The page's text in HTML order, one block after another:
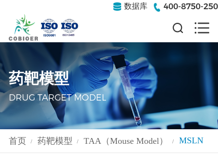
数据库 400-8750-250
药靶模型
DRUG TARGET MODEL
首页 / 药靶模型 / TAA（Mouse Model） / MSLN